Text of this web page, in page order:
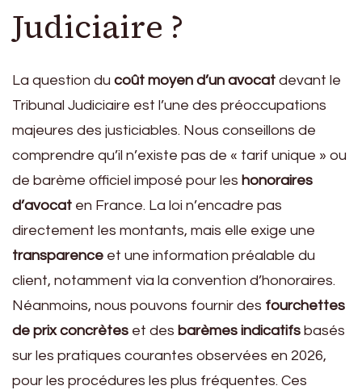
Judiciaire ?
La question du coût moyen d’un avocat devant le
Tribunal Judiciaire est l’une des préoccupations
majeures des justiciables. Nous conseillons de
comprendre qu’il n’existe pas de « tarif unique » ou
de barème officiel imposé pour les honoraires
d’avocat en France. La loi n’encadre pas
directement les montants, mais elle exige une
transparence et une information préalable du
client, notamment via la convention d’honoraires.
Néanmoins, nous pouvons fournir des fourchettes
de prix concrètes et des barèmes indicatifs basés
sur les pratiques courantes observées en 2026,
pour les procédures les plus fréquentes. Ces